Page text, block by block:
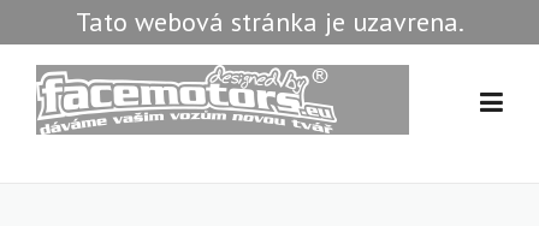
Tato webová stránka je uzavrena.